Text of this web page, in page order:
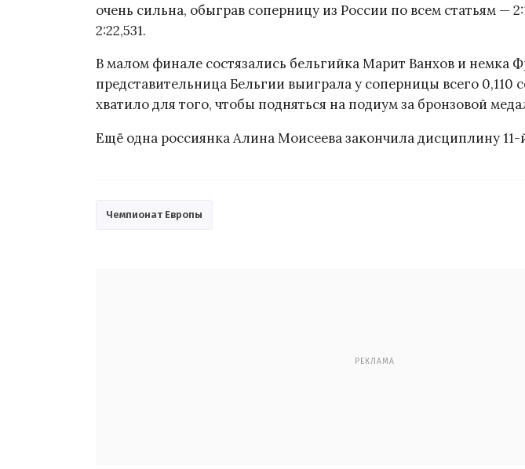
очень сильна, обыграв соперницу из России по всем статьям —
2:22,531.
В малом финале состязались бельгийка Марит Ванхов и немка
представительница Бельгии выиграла у соперницы всего 0,110
хватило для того, чтобы подняться на подиум за бронзовой
Ещё одна россиянка Алина Моисеева закончила дисциплину 11-
Чемпионат Европы
РЕКЛАМА